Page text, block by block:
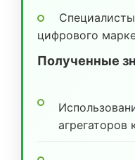
цифрового
Полученные
агрегаторов